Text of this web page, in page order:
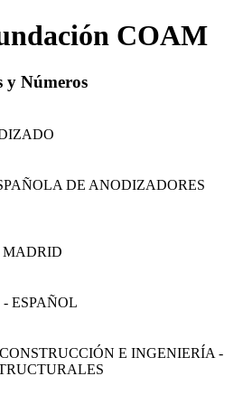
COAM
y Números
DE ANODIZADORES
MADRID
- ESPAÑOL
E INGENIERÍA -